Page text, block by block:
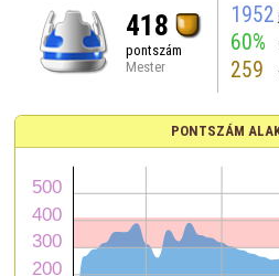
418
pontszám
Mester
1952
60%
259
PONTSZÁM